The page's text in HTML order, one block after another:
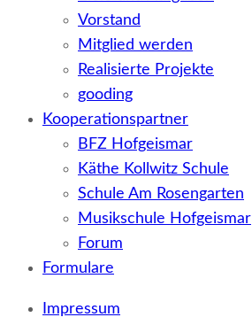
Vorstand
Mitglied werden
Realisierte Projekte
gooding
Kooperationspartner
BFZ Hofgeismar
Käthe Kollwitz Schule
Schule Am Rosengarten
Musikschule Hofgeismar
Forum
Formulare
Impressum